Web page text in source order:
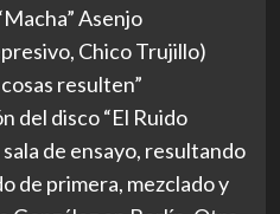
Asenjo
Chico Trujillo)
resulten”
del disco“El Ruido
de ensayo, resultando
de primera, mezclado y